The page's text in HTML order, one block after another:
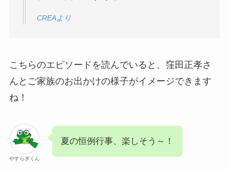
CREAより
こちらのエピソードを読んでいると、窪田正孝さ
んとご家族のお出かけの様子がイメージできます
ね！
やすらぎくん
夏の恒例行事、楽しそう～！